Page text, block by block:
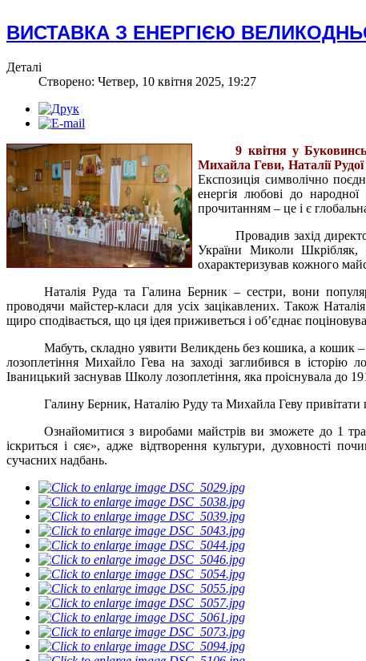
ВИСТАВКА З ЕНЕРГІЄЮ
Деталі
Створено: Четвер, 10 квітня 2025, 19:27
9 квітня у
Михайла Геви, Наталії
Експозиція символічно
енергія любові до
прочитанням – це і є
Провадив захід
України Миколи Шкрібляк,
охарактеризував кожного
Наталія Руда та Галина Берник – сестри, вони
проводячи майстер-класи для усіх зацікавлених. Також
щиро сподівається, що ця ідея приживеться і об’єднає
Мабуть, складно уявити Великдень без кошика, а кошик –
лозоплетіння Михайло Гева на заході заглибився в
Іваницький заснував Школу лозоплетіння, яка проіснувала до
Галину Берник, Наталію Руду та Михайла Геву
Ознайомитися з виробами майстрів ви зможете до 1
іскриться і сяє»,адже відтворення культури, духовності
сучасних надбань.